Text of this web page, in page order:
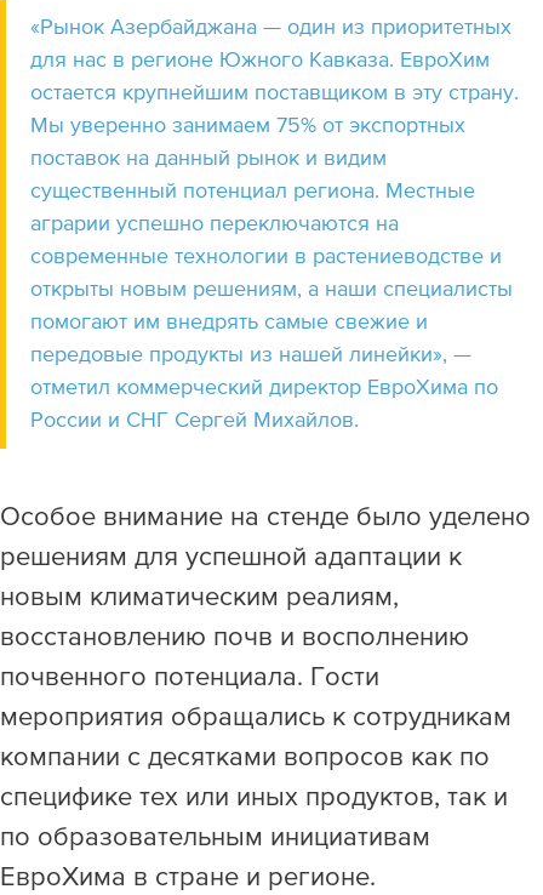
«Рынок Азербайджана — один из приоритетных
для нас в регионе Южного Кавказа. ЕвроХим
остается крупнейшим поставщиком в эту страну.
Мы уверенно занимаем 75% от экспортных
поставок на данный рынок и видим
существенный потенциал региона. Местные
аграрии успешно переключаются на
современные технологии в растениеводстве и
открыты новым решениям, а наши специалисты
помогают им внедрять самые свежие и
передовые продукты из нашей линейки», —
отметил коммерческий директор ЕвроХима по
России и СНГ Сергей Михайлов.
Особое внимание на стенде было уделено
решениям для успешной адаптации к
новым климатическим реалиям,
восстановлению почв и восполнению
почвенного потенциала. Гости
мероприятия обращались к сотрудникам
компании с десятками вопросов как по
специфике тех или иных продуктов, так и
по образовательным инициативам
ЕвроХима в стране и регионе.